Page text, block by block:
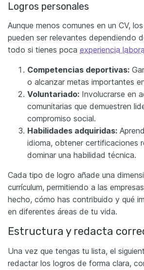
Logros personales
Aunque menos comunes en un CV,
pueden ser relevantes dependiendo
todo si tienes poca experiencia
Competencias deportivas:
o alcanzar metas importantes
Voluntariado: Involucrarse en
comunitarias que demuestren
compromiso social.
Habilidades adquiridas:
idioma, obtener certificaciones
dominar una habilidad técnica.
Cada tipo de logro añade una
currículum, permitiendo a las
hecho, cómo has contribuido y qué
en diferentes áreas de tu vida.
Estructura y redacta
Una vez que tengas tu lista, el
redactar los logros de forma clara,